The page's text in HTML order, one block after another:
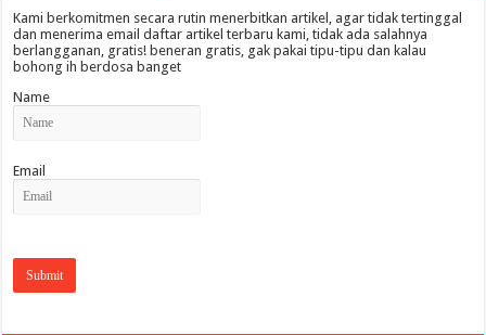
Kami berkomitmen secara rutin menerbitkan artikel, agar tidak tertinggal
dan menerima email daftar artikel terbaru kami, tidak ada salahnya
berlangganan, gratis! beneran gratis, gak pakai tipu-tipu dan kalau
bohong ih berdosa banget
Name
Email